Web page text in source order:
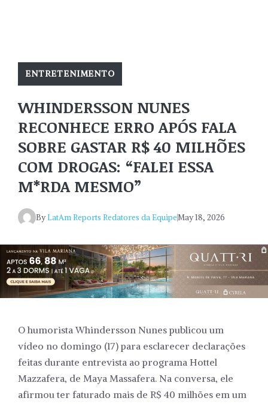
ENTRETENIMENTO
WHINDERSSON NUNES
RECONHECE ERRO APÓS FALA
SOBRE GASTAR R$ 40 MILHÕES
COM DROGAS: “FALEI ESSA
M*RDA MESMO”
ByLatAm Reports Redatores da EquipeMay 18, 2026
O humorista Whindersson Nunes publicou um
vídeo no domingo (17) para esclarecer declarações
feitas durante entrevista ao programa Hottel
Mazzafera, de Maya Massafera. Na conversa, ele
afirmou ter faturado mais de R$ 40 milhões em um